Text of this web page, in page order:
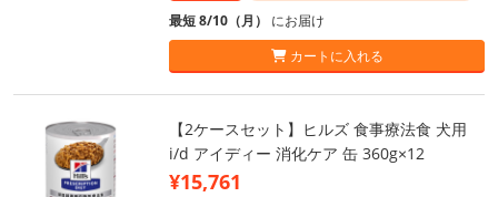
最短 8/10（月） にお届け
カートに入れる
【2ケースセット】ヒルズ 食事療法食 犬用
i/d アイディー 消化ケア 缶 360g×12
¥15,761